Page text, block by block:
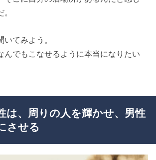
てみよう。
んでもこなせるように本当になりたい
は、周りの人を輝かせ、男性
させる